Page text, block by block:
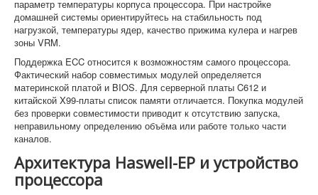
параметр температуры корпуса процессора. При настройке
домашней системы ориентируйтесь на стабильность под
нагрузкой, температуры ядер, качество прижима кулера и нагрев
зоны VRM.
Поддержка ECC относится к возможностям самого процессора.
Фактический набор совместимых модулей определяется
материнской платой и BIOS. Для серверной платы C612 и
китайской X99-платы список памяти отличается. Покупка модулей
без проверки совместимости приводит к отсутствию запуска,
неправильному определению объёма или работе только части
каналов.
Архитектура Haswell-EP и устройство
процессора